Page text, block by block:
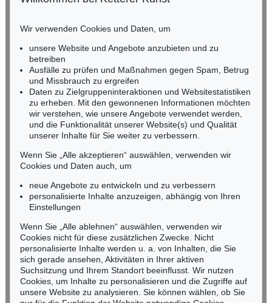
Auktion 496 - Lot 123
Dichterin (Mystischer Kopf)
, 1917
Ergebnis:€ 600.000
Auktion 600 - Lot 71
Ergebnis: € 580.500
Auktion 540 - Lot 23
A. JAWLENSKY
Garten in Carantec, 1906
Ergebnis:€ 558.800
BADEN-WÜRTTEMBERG
RHEINLAND-PFALZ
Miriam Heß
Tel.: +49 (0)62 21 58 80-038
Fax: +49 (0)62 21 58 80-595
infoheidelberg@kettererkunst.de
NORDDEUTSCHLAND
Nico Kassel, M.A.
Tel.: +49 (0)89 55244-164
Mobil: +49 (0)171 8618661
n.kassel@kettererkunst.de
Keine Auktion mehr verpassen!
Wir informieren Sie rechtzeitig.
Jetzt zum Newsletter anmelden >
Wir verwenden Cookies und Daten, um
unsere Website und Angebote anzubieten und zu
betreiben
Ausfälle zu prüfen und Maßnahmen gegen Spam, Betrug
und Missbrauch zu ergreifen
Daten zu Zielgruppeninteraktionen und Websitestatistiken
zu erheben. Mit den gewonnenen Informationen möchten
wir verstehen, wie unsere Angebote verwendet werden,
und die Funktionalität unserer Website(s) und Qualität
unserer Inhalte für Sie weiter zu verbessern.
Wenn Sie „Alle akzeptieren“ auswählen, verwenden wir
Cookies und Daten auch, um
neue Angebote zu entwickeln und zu verbessern
personalisierte Inhalte anzuzeigen, abhängig von Ihren
Einstellungen
Wenn Sie „Alle ablehnen“ auswählen, verwenden wir
Cookies nicht für diese zusätzlichen Zwecke. Nicht
personalisierte Inhalte werden u. a. von Inhalten, die Sie
sich gerade ansehen, Aktivitäten in Ihrer aktiven
Suchsitzung und Ihrem Standort beeinflusst. Wir nutzen
Cookies, um Inhalte zu personalisieren und die Zugriffe auf
unsere Website zu analysieren. Sie können wählen, ob Sie